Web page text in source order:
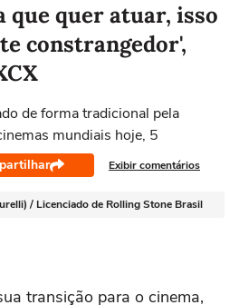
que quer atuar, isso
constrangedor',
de forma tradicional pela
mundiais hoje, 5
Exibir comentários
/ Licenciado de Rolling Stone Brasil
transição para o cinema,